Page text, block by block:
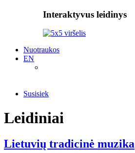
Interaktyvus leidinys
Nuotraukos
EN
Susisiek
Leidiniai
Lietuvių tradicinė muzika